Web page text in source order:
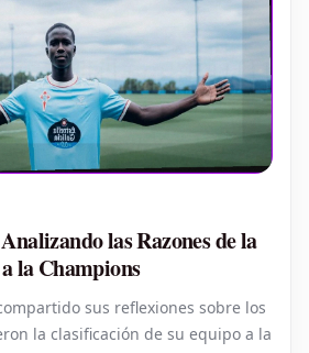
las Razones de la
la Champions
sus reflexiones sobre los
la clasificación de su equipo a la